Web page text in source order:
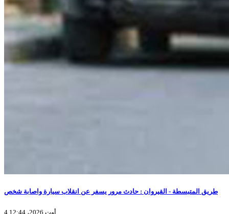
طريق المتبسطة - القيروان : حادث مرور يسفر عن انقلاب سيارة واصابة شخص
4 أوت 2026، 12:44